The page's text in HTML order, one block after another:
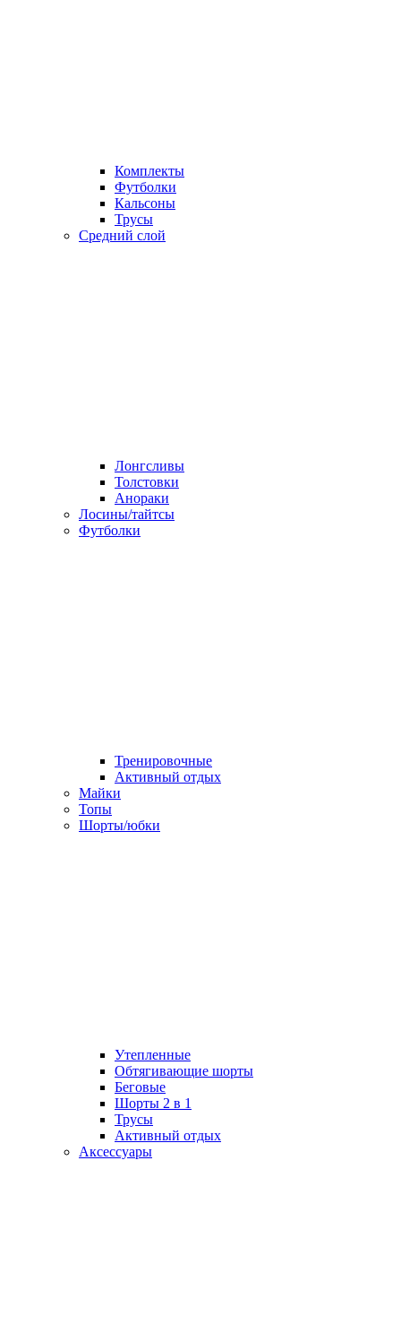
Комплекты
Футболки
Кальсоны
Трусы
Средний слой
Лонгсливы
Толстовки
Анораки
Лосины/тайтсы
Футболки
Тренировочные
Активный отдых
Майки
Топы
Шорты/юбки
Утепленные
Обтягивающие шорты
Беговые
Шорты 2 в 1
Трусы
Активный отдых
Аксессуары